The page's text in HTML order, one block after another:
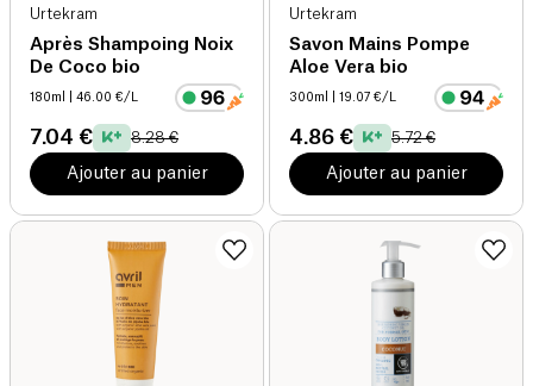
Urtekram
Après Shampoing Noix
De Coco bio
180ml | 46.00 €/L
7.04 € 8.28 €
Ajouter au panier
Urtekram
Savon Mains Pompe
Aloe Vera bio
300ml | 19.07 €/L
4.86 € 5.72 €
Ajouter au panier